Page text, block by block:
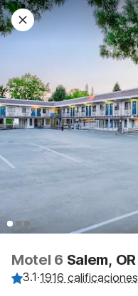
Motel 6 Salem, OR
3.1·1916 calificaciones